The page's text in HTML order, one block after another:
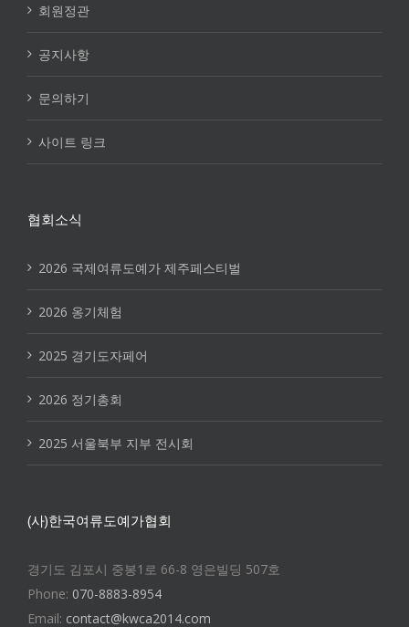
회원정관
공지사항
문의하기
사이트 링크
협회소식
2026 국제여류도예가 제주페스티벌
2026 옹기체험
2025 경기도자페어
2026 정기총회
2025 서울북부 지부 전시회
(사)한국여류도예가협회
경기도 김포시 중봉1로 66-8 영은빌딩 507호
Phone: 070-8883-8954
Email: contact@kwca2014.com